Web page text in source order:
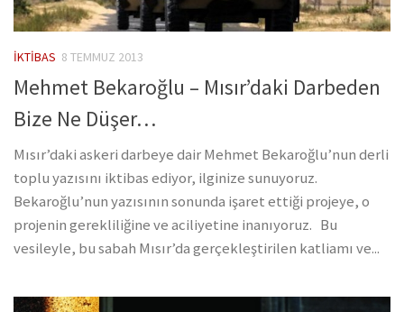
İKTIBAS 8 TEMMUZ 2013
Mehmet Bekaroğlu – Mısır’daki Darbeden
Bize Ne Düşer…
Mısır’daki askeri darbeye dair Mehmet Bekaroğlu’nun derli
toplu yazısını iktibas ediyor, ilginize sunuyoruz.
Bekaroğlu’nun yazısının sonunda işaret ettiği projeye, o
projenin gerekliliğine ve aciliyetine inanıyoruz. Bu
vesileyle, bu sabah Mısır’da gerçekleştirilen katliamı ve...